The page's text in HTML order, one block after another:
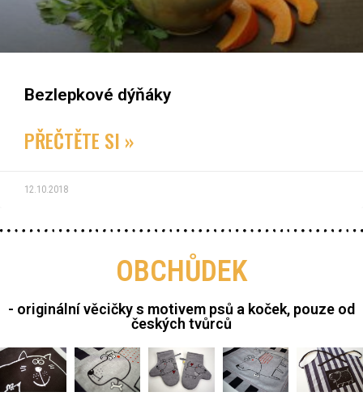
Bezlepkové dýňáky
PŘEČTĚTE SI »
12.10.2018
OBCHŮDEK
- originální věcičky s motivem psů a koček, pouze od
českých tvůrců